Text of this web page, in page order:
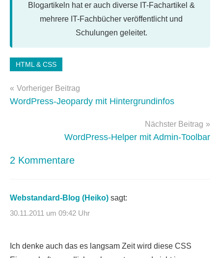
Blogartikeln hat er auch diverse IT-Fachartikel &
mehrere IT-Fachbücher veröffentlicht und
Schulungen geleitet.
Schlagwörter:
HTML & CSS
Beitragsnavigation
Vorheriger Beitrag
WordPress-Jeopardy mit Hintergrundinfos
Nächster Beitrag
WordPress-Helper mit Admin-Toolbar
2 Kommentare
Webstandard-Blog (Heiko) sagt:
30.11.2011 um 09:42 Uhr
Ich denke auch das es langsam Zeit wird diese CSS